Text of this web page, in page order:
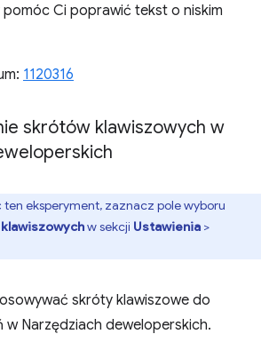
pomóc Ci poprawić tekst o niskim
1120316
skrótów klawiszowych w
ten eksperyment, zaznacz pole wyboru
w sekcji Ustawienia >
skróty klawiszowe do
w Narzędziach deweloperskich.